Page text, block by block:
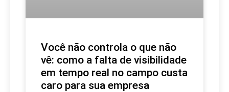
Você não controla o que não
vê: como a falta de visibilidade
em tempo real no campo custa
caro para sua empresa